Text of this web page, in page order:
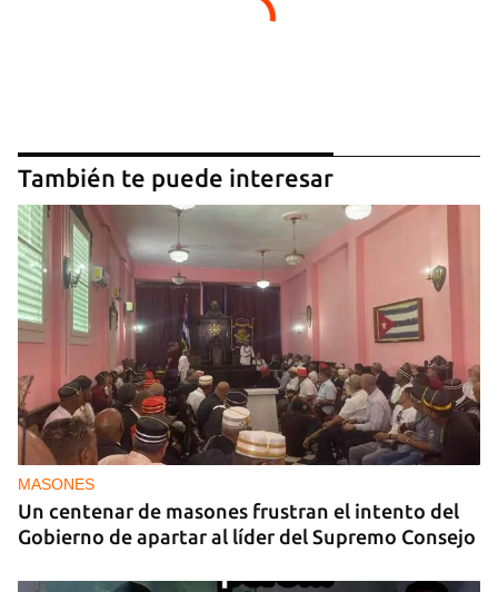
También te puede interesar
MASONES
Un centenar de masones frustran el intento del
Gobierno de apartar al líder del Supremo Consejo